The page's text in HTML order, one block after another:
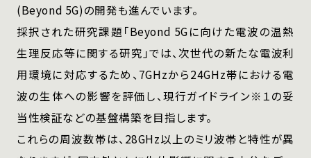
(Beyond 5G)の開発も進んでいます。
採択された研究課題「Beyond 5Gに向けた電波の温熱
生理反応等に関する研究」では、次世代の新たな電波利
用環境に対応するため、7GHzから24GHz帯における電
波の生体への影響を評価し、現行ガイドライン※１の妥
当性検証などの基盤構築を目指します。
これらの周波数帯は、28GHz以上のミリ波帯と特性が異